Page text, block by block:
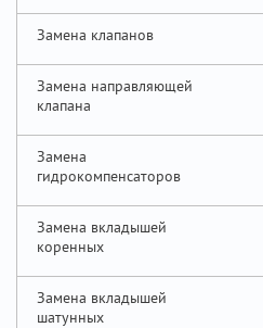
Замена клапанов
Замена направляющей
клапана
Замена
гидрокомпенсаторов
Замена вкладышей
коренных
Замена вкладышей
шатунных